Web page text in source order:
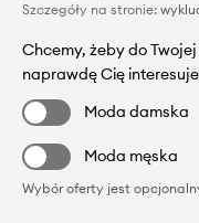
Szczegóły na stronie:
Chcemy, żeby do
naprawdę Cię
Moda damska
Moda męska
Wybór oferty jest